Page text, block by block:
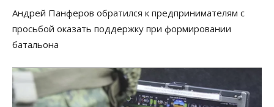
Андрей Панферов обратился к предпринимателям с
просьбой оказать поддержку при формировании
батальона